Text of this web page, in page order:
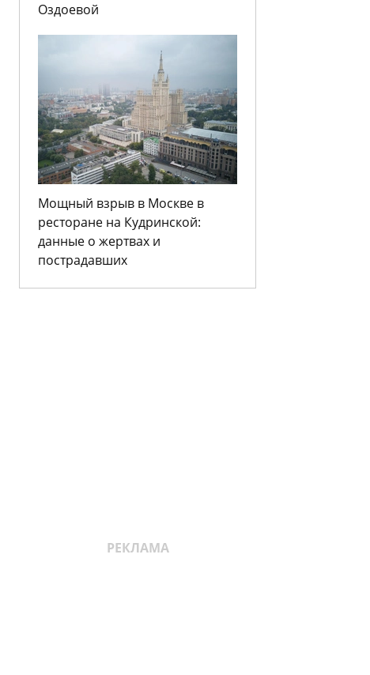
Оздоевой
Мощный взрыв в Москве в
ресторане на Кудринской:
данные о жертвах и
пострадавших